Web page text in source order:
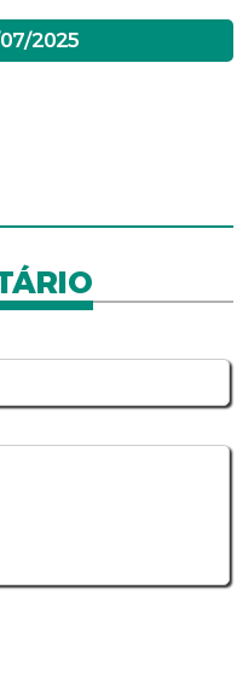
2025